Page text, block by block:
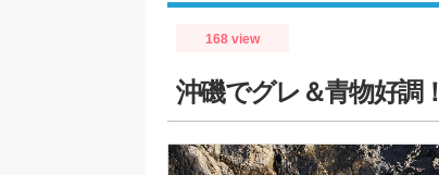
168 view
沖磯でグレ＆青物好調！